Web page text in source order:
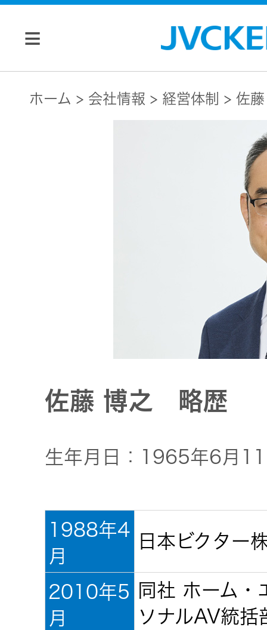
ポータブ
ル電源
プロジェ
オーディ
オ
ワイヤレ
ススピー
カー
ランド
会社概要
会社案内
経営体制
の皆様へ
トメッセー
ジ
IRニュース
IRカレンダ
ー
IR資料
JVCケンウ
ッドグルー
プの
サステナビ
リティ
/ Contact Us
English Site
ホーム 会社情報 経営体制 佐
佐藤 博之 略歴
生年月日：1965年6月
1988年4
月
日本ビクター
2010年5
月
同社 ホーム・
ソナルAV統